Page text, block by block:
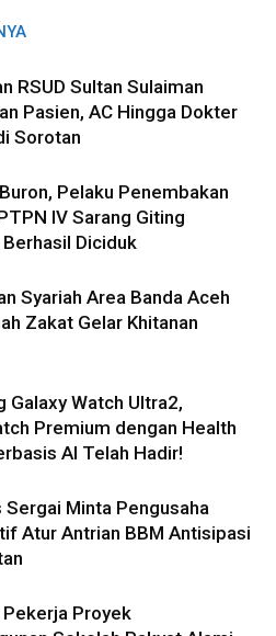
RSUD Sultan Sulaiman
Pasien, AC Hingga Dokter
Sorotan
Pelaku Penembakan
IV Sarang Giting
Diciduk
Syariah Area Banda Aceh
Zakat Gelar Khitanan
Galaxy Watch Ultra2,
Premium dengan Health
AI Telah Hadir!
Sergai Minta Pengusaha
Atur Antrian BBM Antisipasi
Proyek